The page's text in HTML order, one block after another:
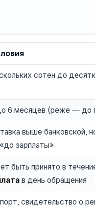
сотен до
6 месяцев (реже — до
выше банковской,
зарплаты»
быть принято в
в день обращения
свидетельство о